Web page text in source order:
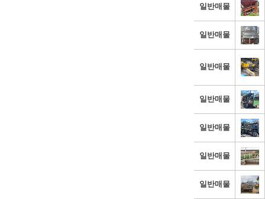
일반매물
일반매물
일반매물
일반매물
일반매물
일반매물
일반매물